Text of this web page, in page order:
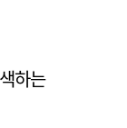
하는